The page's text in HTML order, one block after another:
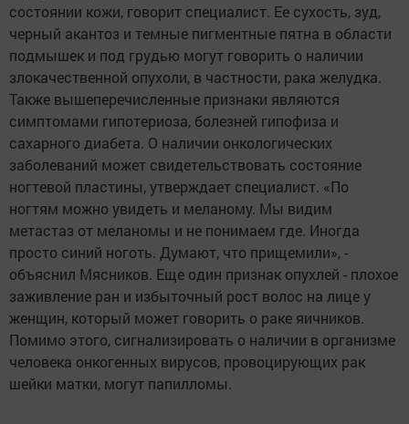
состоянии кожи, говорит специалист. Ее сухость, зуд,
черный акантоз и темные пигментные пятна в области
подмышек и под грудью могут говорить о наличии
злокачественной опухоли, в частности, рака желудка.
Также вышеперечисленные признаки являются
симптомами гипотериоза, болезней гипофиза и
сахарного диабета. О наличии онкологических
заболеваний может свидетельствовать состояние
ногтевой пластины, утверждает специалист. «По
ногтям можно увидеть и меланому. Мы видим
метастаз от меланомы и не понимаем где. Иногда
просто синий ноготь. Думают, что прищемили», -
объяснил Мясников. Еще один признак опухлей - плохое
заживление ран и избыточный рост волос на лице у
женщин, который может говорить о раке яичников.
Помимо этого, сигнализировать о наличии в организме
человека онкогенных вирусов, провоцирующих рак
шейки матки, могут папилломы.